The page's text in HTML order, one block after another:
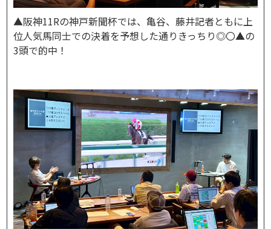
▲阪神11Rの神戸新聞杯では、亀谷、藤井記者ともに上
位人気馬同士での決着を予想した通りきっちり◎〇▲の
3頭で的中！